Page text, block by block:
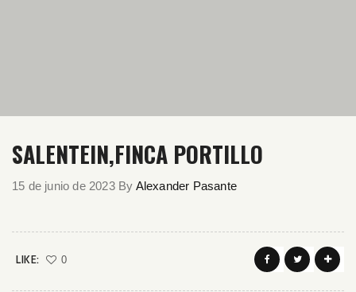
SALENTEIN,FINCA PORTILLO
15 de junio de 2023 By Alexander Pasante
LIKE: 0